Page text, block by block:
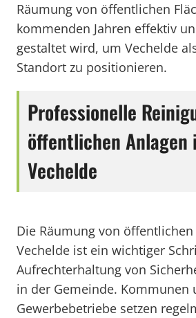
Räumung von öffentlichen
kommenden Jahren effektiv
gestaltet wird, um Vechelde
Standort zu positionieren.
Professionelle
öffentlichen Anlagen
Vechelde
Die Räumung von öffentlichen
Vechelde ist ein wichtiger
Aufrechterhaltung von
in der Gemeinde. Kommunen
Gewerbebetriebe setzen